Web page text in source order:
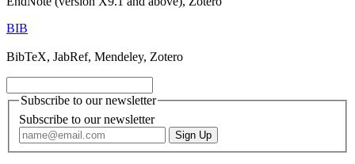
BIB
BibTeX, JabRef, Mendeley, Zotero
Subscribe to our newsletter
Subscribe to our newsletter